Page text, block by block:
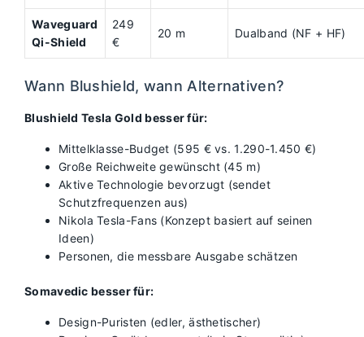
Waveguard
Qi-Shield
249
€
20 m Dualband (NF + HF)
Wann Blushield, wann Alternativen?
Blushield Tesla Gold besser für:
Mittelklasse-Budget (595 € vs. 1.290-1.450 €)
Große Reichweite gewünscht (45 m)
Aktive Technologie bevorzugt (sendet
Schutzfrequenzen aus)
Nikola Tesla-Fans (Konzept basiert auf seinen
Ideen)
Personen, die messbare Ausgabe schätzen
Somavedic besser für:
Design-Puristen (edler, ästhetischer)